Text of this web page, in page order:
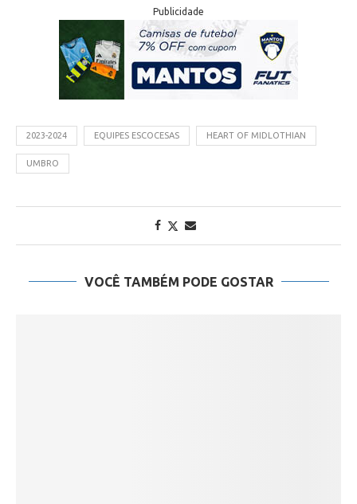
Publicidade
2023-2024 EQUIPES ESCOCESAS HEART OF MIDLOTHIAN
UMBRO
VOCÊ TAMBÉM PODE GOSTAR